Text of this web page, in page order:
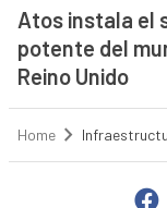
Atos instala el
potente del
Reino Unido
Home